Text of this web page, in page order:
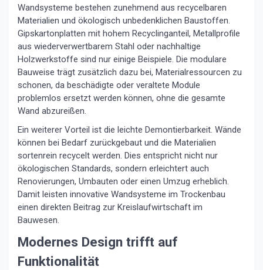
Wandsysteme bestehen zunehmend aus recycelbaren
Materialien und ökologisch unbedenklichen Baustoffen.
Gipskartonplatten mit hohem Recyclinganteil, Metallprofile
aus wiederverwertbarem Stahl oder nachhaltige
Holzwerkstoffe sind nur einige Beispiele. Die modulare
Bauweise trägt zusätzlich dazu bei, Materialressourcen zu
schonen, da beschädigte oder veraltete Module
problemlos ersetzt werden können, ohne die gesamte
Wand abzureißen.
Ein weiterer Vorteil ist die leichte Demontierbarkeit. Wände
können bei Bedarf zurückgebaut und die Materialien
sortenrein recycelt werden. Dies entspricht nicht nur
ökologischen Standards, sondern erleichtert auch
Renovierungen, Umbauten oder einen Umzug erheblich.
Damit leisten innovative Wandsysteme im Trockenbau
einen direkten Beitrag zur Kreislaufwirtschaft im
Bauwesen.
Modernes Design trifft auf
Funktionalität